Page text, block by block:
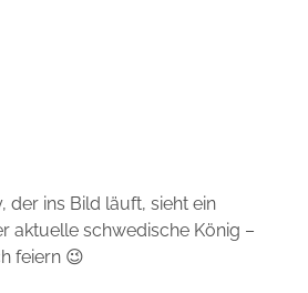
der ins Bild läuft, sieht ein
aktuelle schwedische König –
feiern 😉